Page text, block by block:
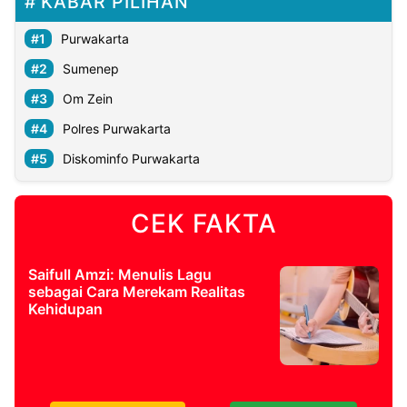
Purwakarta
Sumenep
Om Zein
Polres Purwakarta
Diskominfo Purwakarta
CEK FAKTA
Saifull Amzi: Menulis Lagu
sebagai Cara Merekam Realitas
Kehidupan